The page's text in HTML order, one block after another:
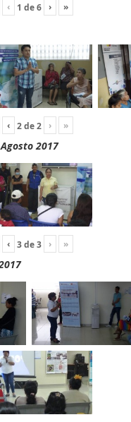
‹ 1 de6 › »
‹ 2de2 › »
2017
‹ 3de3 › »